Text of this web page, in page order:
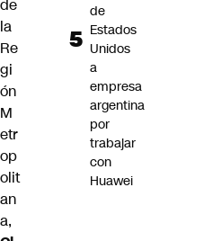
de
la
Re
gi
ón
M
etr
op
olit
an
a,
de
Estados
Unidos
a
empresa
argentina
por
trabajar
con
Huawei